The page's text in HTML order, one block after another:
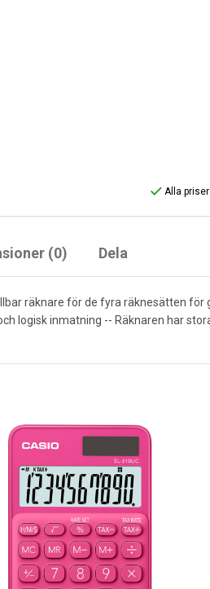
Alla
(0) Dela
räknare för de fyra räknesätten
logisk inmatning -- Räknaren har